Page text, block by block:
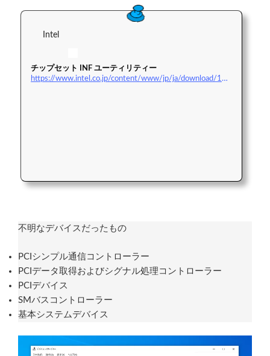
Intel
チップセット INF ユーティリティー
https://www.intel.co.jp/content/www/jp/ja/download/19347/chipset-inf-utility.html
不明なデバイスだったもの
PCIシンプル通信コントローラー
PCIデータ取得およびシグナル処理コントローラー
PCIデバイス
SMバスコントローラー
基本システムデバイス